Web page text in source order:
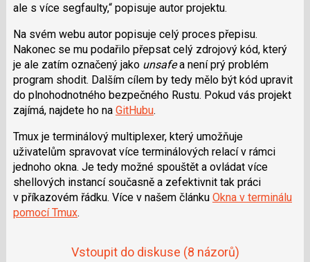
ale s více segfaulty, popisuje autor projektu.
Na svém webu autor popisuje celý proces přepisu.
Nakonec se mu podařilo přepsat celý zdrojový kód, který
je ale zatím označený jako unsafea není prý problém
program shodit. Dalším cílem by tedy mělo být kód upravit
do plnohodnotného bezpečného Rustu. Pokud vás projekt
zajímá, najdete ho na GitHubu.
Tmux je terminálový multiplexer, který umožňuje
uživatelům spravovat více terminálových relací v rámci
jednoho okna. Je tedy možné spouštět a ovládat více
shellových instancí současně a zefektivnit tak práci
v příkazovém řádku. Více v našem článku Okna v terminálu
pomocí Tmux.
Vstoupit do diskuse (8 názorů)